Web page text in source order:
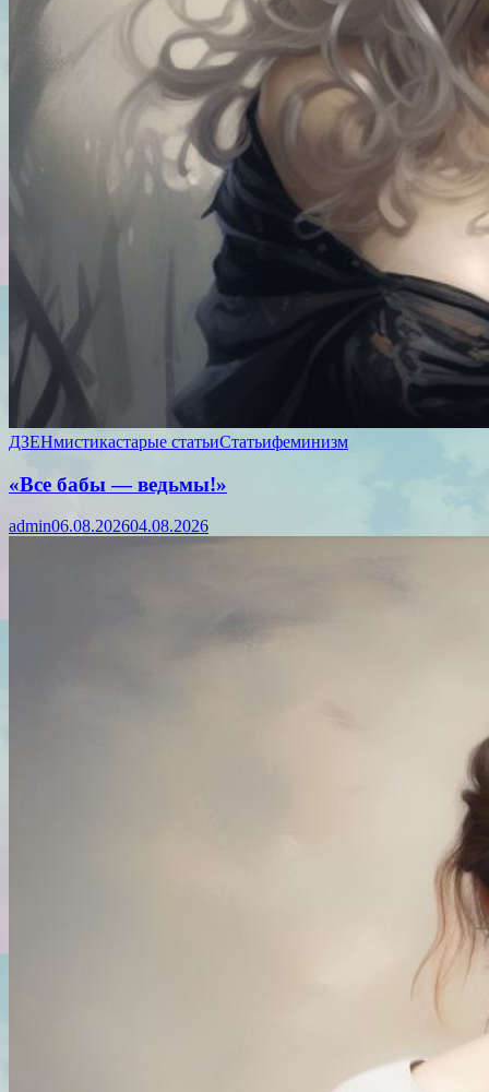
ДЗЕНмистикастарые статьиСтатьифеминизм
«Все бабы — ведьмы!»
admin06.08.202604.08.2026